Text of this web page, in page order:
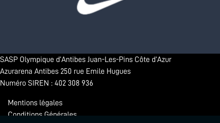
SASP Olympique d’Antibes Juan-Les-Pins Côte d’Azur
Azurarena Antibes 250 rue Emile Hugues
Numéro SIREN : 402 308 936
Mentions légales
Conditions Générales